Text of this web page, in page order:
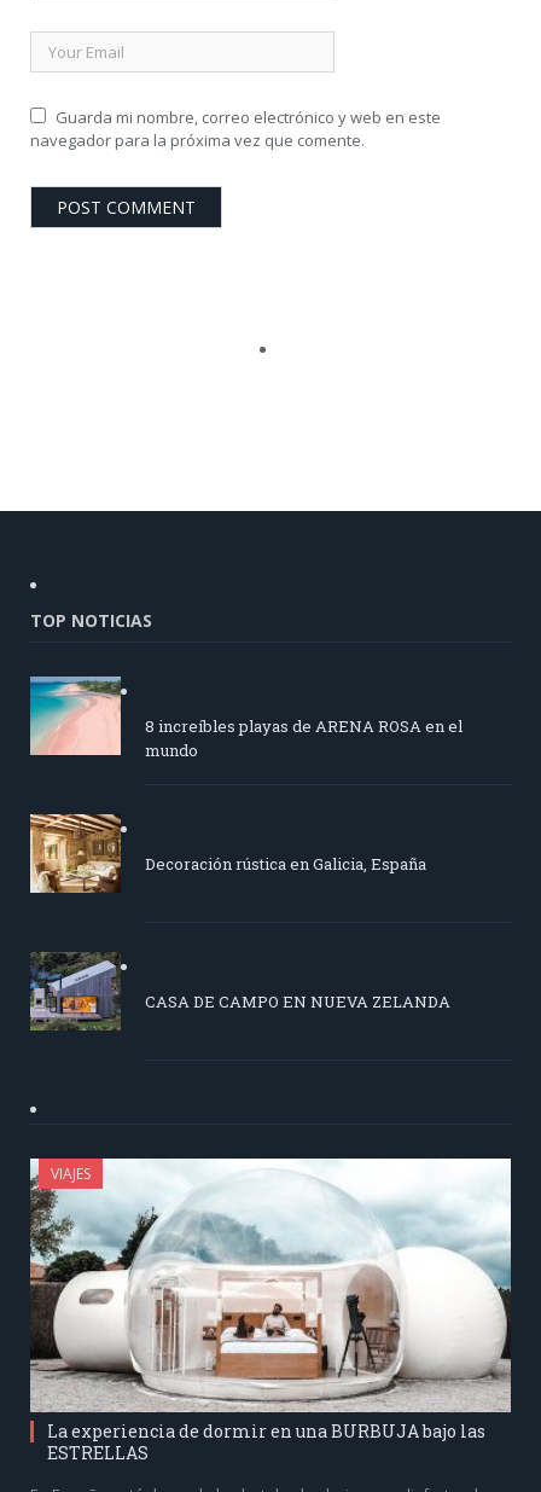
Guarda mi nombre, correo electrónico y web en este
navegador para la próxima vez que comente.
TOP NOTICIAS
8 increíbles playas de ARENA ROSA en el
mundo
Decoración rústica en Galicia, España
CASA DE CAMPO EN NUEVA ZELANDA
VIAJES
La experiencia de dormir en una BURBUJA bajo las
ESTRELLAS